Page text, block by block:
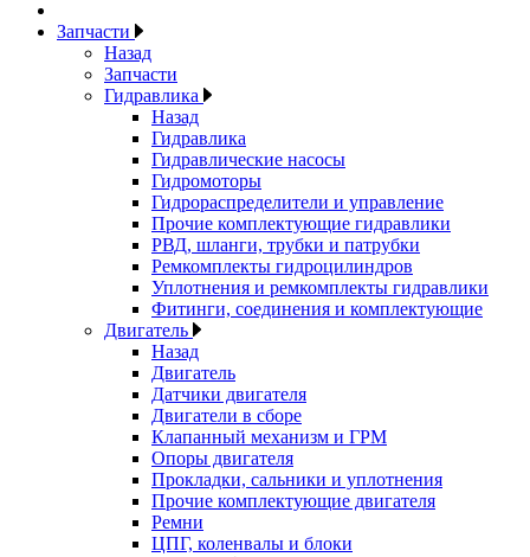
Запчасти
Назад
Запчасти
Гидравлика
Назад
Гидравлика
Гидравлические насосы
Гидромоторы
Гидрораспределители и управление
Прочие комплектующие гидравлики
РВД, шланги, трубки и патрубки
Ремкомплекты гидроцилиндров
Уплотнения и ремкомплекты гидравлики
Фитинги, соединения и комплектующие
Двигатель
Назад
Двигатель
Датчики двигателя
Двигатели в сборе
Клапанный механизм и ГРМ
Опоры двигателя
Прокладки, сальники и уплотнения
Прочие комплектующие двигателя
Ремни
ЦПГ, коленвалы и блоки